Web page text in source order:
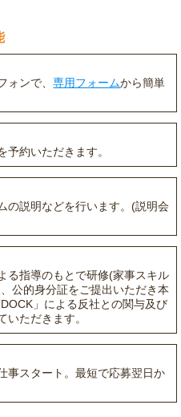
ォンで、専用フォームから簡単
予約いただきます。
の説明などを行います。(説明会
る指導のもとで研修(家事スキル
公的身分証をご提出いただき本
」による反社との関与及び
いただきます。
事スタート。最短で応募翌日か